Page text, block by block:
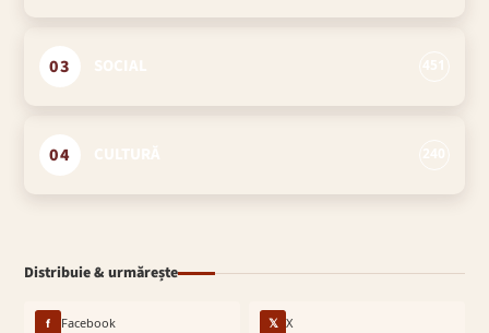
03
04
Distribuie & urmărește
f Facebook 𝕏 X